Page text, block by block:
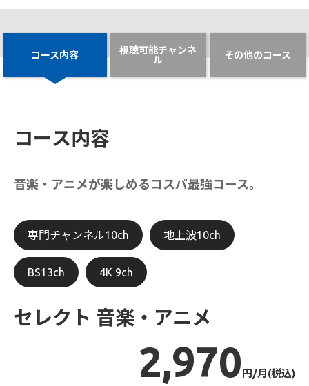
コース内容
視聴可能チャンネ
ル
その他のコース
コース内容
音楽・アニメが楽しめるコスパ最強コース。
専門チャンネル10ch 地上波10ch
BS13ch 4K 9ch
セレクト 音楽・アニメ
2,970 円/月(税込)